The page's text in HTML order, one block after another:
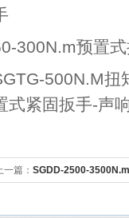
300N.m预置
500N.M扭
式紧固扳手-声
一篇： SGDD-2500-